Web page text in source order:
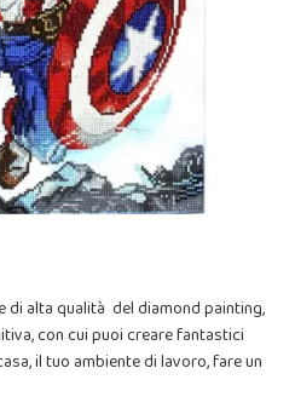
di alta qualità del diamond painting,
con cui puoi creare fantastici
il tuo ambiente di lavoro, fare un